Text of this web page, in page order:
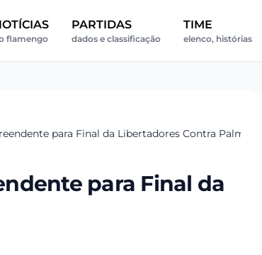
flamengo
PARTIDAS
dados e classificação
TIME
elenco, histórias
para Final da Libertadores Contra Palmeiras
para Final da